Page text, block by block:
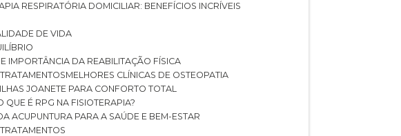
RESPIRATÓRIA DOMICILIAR: BENEFÍCIOS INCRÍVEIS
DE VIDA
E IMPORTÂNCIA DA REABILITAÇÃO FÍSICA
MELHORES CLÍNICAS DE OSTEOPATIA
JOANETE PARA CONFORTO TOTAL
O QUE É RPG NA FISIOTERAPIA?
ACUPUNTURA PARA A SAÚDE E BEM-ESTAR